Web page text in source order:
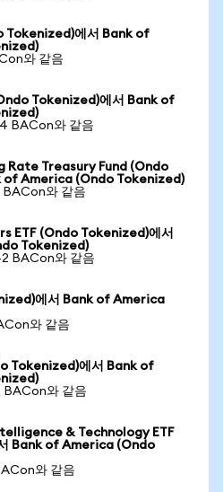
Tokenized)에서 Bank of
와 같음
Tokenized)에서 Bank of
BACon와 같음
Rate Treasury Fund (Ondo
of America (Ondo Tokenized)
BACon와 같음
ETF (Ondo Tokenized)에서
Tokenized)
BACon와 같음
에서 Bank of America
와 같음
Tokenized)에서 Bank of
BACon와 같음
& Technology ETF
Bank of America (Ondo
와 같음